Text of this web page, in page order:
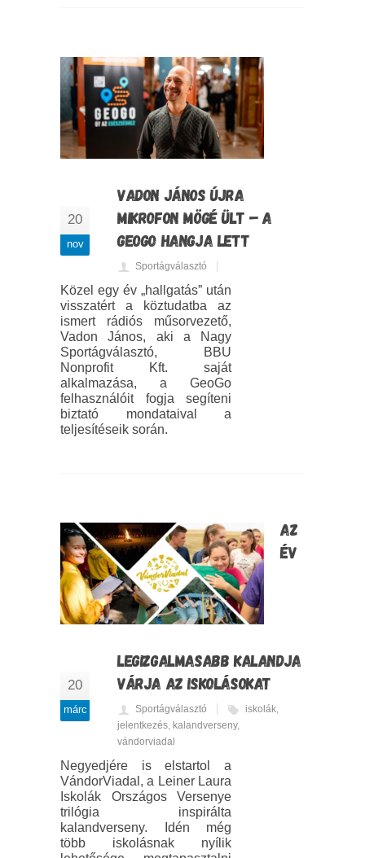
20
nov
VADON JÁNOS ÚJRA
MIKROFON MÖGÉ ÜLT – A
GEOGO HANGJA LETT
Sportágválasztó
Közel egy év „hallgatás” után
visszatért a köztudatba az
ismert rádiós műsorvezető,
Vadon János, aki a Nagy
Sportágválasztó, BBU
Nonprofit Kft. saját
alkalmazása, a GeoGo
felhasználóit fogja segíteni
biztató mondataival a
teljesítéseik során.
20
márc
AZ
ÉV
LEGIZGALMASABB KALANDJA
VÁRJA AZ ISKOLÁSOKAT
Sportágválasztó iskolák,
jelentkezés, kalandverseny,
vándorviadal
Negyedjére is elstartol a
VándorViadal, a Leiner Laura
Iskolák Országos Versenye
trilógia inspirálta
kalandverseny. Idén még
több iskolásnak nyílik